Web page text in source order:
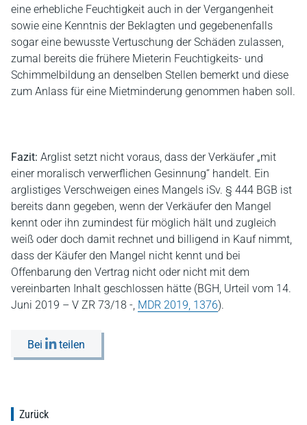
eine erhebliche Feuchtigkeit auch in der Vergangenheit
sowie eine Kenntnis der Beklagten und gegebenenfalls
sogar eine bewusste Vertuschung der Schäden zulassen,
zumal bereits die frühere Mieterin Feuchtigkeits- und
Schimmelbildung an denselben Stellen bemerkt und diese
zum Anlass für eine Mietminderung genommen haben soll.
Fazit: Arglist setzt nicht voraus, dass der Verkäufer „mit
einer moralisch verwerflichen Gesinnung“ handelt. Ein
arglistiges Verschweigen eines Mangels iSv. § 444 BGB ist
bereits dann gegeben, wenn der Verkäufer den Mangel
kennt oder ihn zumindest für möglich hält und zugleich
weiß oder doch damit rechnet und billigend in Kauf nimmt,
dass der Käufer den Mangel nicht kennt und bei
Offenbarung den Vertrag nicht oder nicht mit dem
vereinbarten Inhalt geschlossen hätte (BGH, Urteil vom 14.
Juni 2019 – V ZR 73/18 -, MDR 2019, 1376).
Bei teilen
Zurück